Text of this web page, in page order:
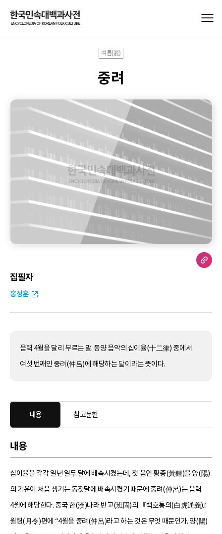
여름(夏)
중려
집필자
홍성훈
음력 4월을 달리 부르는 말. 동양 음악의 십이율(十二律) 중에서
여섯 번째인 중려(仲呂)에 해당하는 달이라는 뜻이다.
내용 참고문헌
내용
십이율을 각각 일년 열두 달에 배속시켰는데, 첫 음인 황종(黃鍾)을 양(陽)
의 기운이 처음 생기는 동짓달에 배속시켰기 때문에 중려(仲呂)는 음력
4월에 해당한다. 중국 한(漢)나라 반고(班固)의 『백호통의(白虎通義)』
월령(月令)편에 “4월을 중려(仲呂)라고 하는 것은 무엇 때문인가. 양(陽)